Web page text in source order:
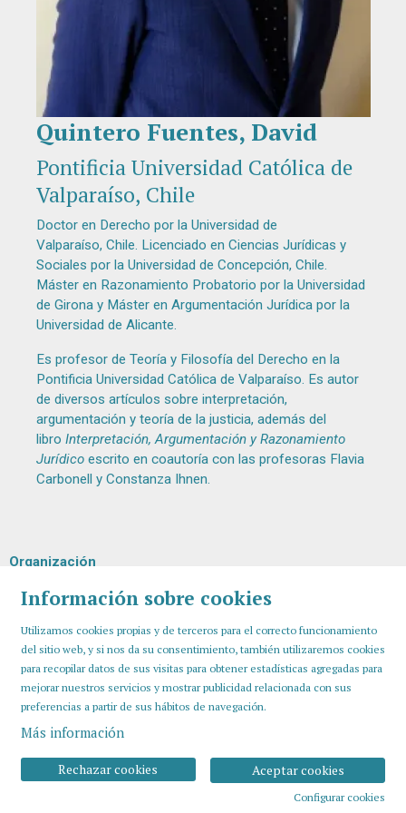
Diapositiva 1 de 1
Quintero Fuentes, David
Pontificia Universidad Católica de
Valparaíso, Chile
Doctor en Derecho por la Universidad de
Valparaíso, Chile. Licenciado en Ciencias Jurídicas y
Sociales por la Universidad de Concepción, Chile.
Máster en Razonamiento Probatorio por la Universidad
de Girona y Máster en Argumentación Jurídica por la
Universidad de Alicante.
Es profesor de Teoría y Filosofía del Derecho en la
Pontificia Universidad Católica de Valparaíso. Es autor
de diversos artículos sobre interpretación,
argumentación y teoría de la justicia, además del
libro Interpretación, Argumentación y Razonamiento
Jurídicoescrito en coautoría con las profesoras Flavia
Carbonell y Constanza Ihnen.
Organización
Información sobre cookies
Utilizamos cookies propias y de terceros para el correcto funcionamiento
del sitio web, y si nos da su consentimiento, también utilizaremos cookies
para recopilar datos de sus visitas para obtener estadísticas agregadas para
mejorar nuestros servicios y mostrar publicidad relacionada con sus
preferencias a partir de sus hábitos de navegación.
Más información
Aceptar cookies
Rechazar cookies
Configurar cookies